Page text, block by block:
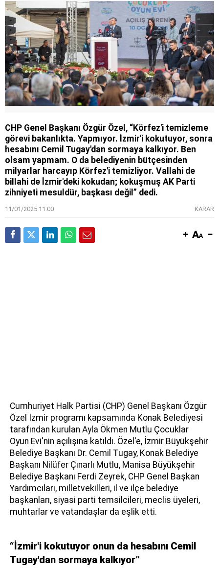
CHP Genel Başkanı Özgür Özel, “Körfez'i temizleme
görevi bakanlıkta. Yapmıyor. İzmir'i kokutuyor, sonra
hesabını Cemil Tugay'dan sormaya kalkıyor. Ben
olsam yapmam. O da belediyenin bütçesinden
milyarlar harcayıp Körfez'i temizliyor. Vallahi de
billahi de İzmir'deki kokudan; kokuşmuş AK Parti
zihniyeti mesuldür, başkası değil” dedi.
11/01/2025 11:00 KARAR
Cumhuriyet Halk Partisi (CHP) Genel Başkanı Özgür
Özel İzmir programı kapsamında Konak Belediyesi
tarafından kurulan Ayla Ökmen Mutlu Çocuklar
Oyun Evi'nin açılışına katıldı. Özel'e, İzmir Büyükşehir
Belediye Başkanı Dr. Cemil Tugay, Konak Belediye
Başkanı Nilüfer Çınarlı Mutlu, Manisa Büyükşehir
Belediye Başkanı Ferdi Zeyrek, CHP Genel Başkan
Yardımcıları, milletvekilleri, il ve ilçe belediye
başkanları, siyasi parti temsilcileri, meclis üyeleri,
muhtarlar ve vatandaşlar da eşlik etti.
“İzmir'i kokutuyor onun da hesabını Cemil
Tugay'dan sormaya kalkıyor”